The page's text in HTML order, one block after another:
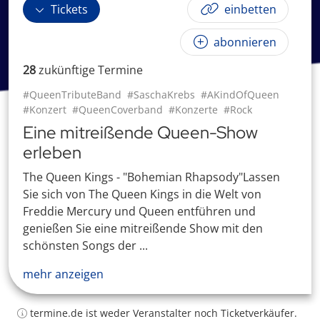
Tickets einbetten
abonnieren
28zukünftigeTermine
#QueenTributeBand #SaschaKrebs #AKindOfQueen
#Konzert #QueenCoverband #Konzerte #Rock
Eine mitreißende Queen-Show
erleben
The Queen Kings - "Bohemian Rhapsody"Lassen
Sie sich von The Queen Kings in die Welt von
Freddie Mercury und Queen entführen und
genießen Sie eine mitreißende Show mit den
schönsten Songs der ...
mehr anzeigen
termine.de ist weder Veranstalter noch Ticketverkäufer.